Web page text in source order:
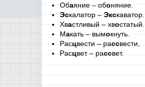
Обаяние – обоняние.
Эскалатор –Экскаватор.
Хвастливый – хвостатый.
Макать – вымокнуть.
Расцвести – рассвести,
Расцвет – рассвет.